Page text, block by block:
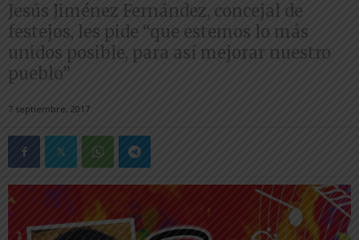
Jesús Jiménez Fernández, concejal de
festejos, les pide “que estemos lo más
unidos posible, para así mejorar nuestro
pueblo”
7 septiembre, 2017